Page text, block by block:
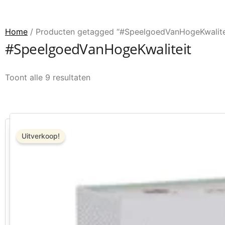
Home / Producten getagged
#SpeelgoedVanHogeKwaliteit
Toont alle 9 resultaten
Uitverkoop!